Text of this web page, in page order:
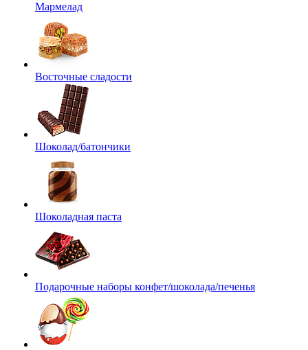
Мармелад
Восточные сладости
Шоколад/батончики
Шоколадная паста
Подарочные наборы конфет/шоколада/печенья